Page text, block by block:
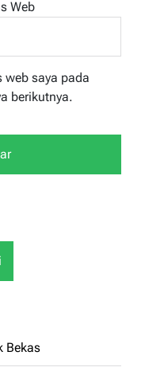
Web
saya pada
berikutnya.
Bekas